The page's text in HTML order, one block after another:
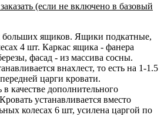
(если не включено в базовый
больших ящиков. Ящики подкатные,
4 шт. Каркас ящика - фанера
фасад - из массива сосны.
внахлест, то есть на 1-1.5
царги кровати.
качестве дополнительного
устанавливается вместо
колесах 6 шт, усилена царгой по